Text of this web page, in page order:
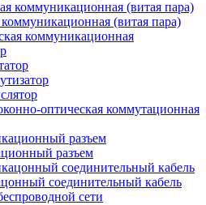
коммуникационная (витая пара)
коммуникационная
оптическая коммутационная
разъем
соединительный кабель
сети